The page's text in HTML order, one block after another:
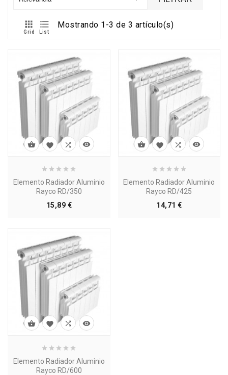

Grid

List
Mostrando 1-3 de 3 artículo(s)
Elemento Radiador Aluminio
Rayco RD/350
15,89 €Precio
   
Elemento Radiador Aluminio
Rayco RD/425
14,71 €Precio
   
Elemento Radiador Aluminio
Rayco RD/600
   